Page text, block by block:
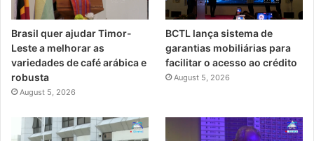
Brasil quer ajudar Timor-
Leste a melhorar as
variedades de café arábica e
robusta
August 5, 2026
BCTL lança sistema de
garantias mobiliárias para
facilitar o acesso ao crédito
August 5, 2026